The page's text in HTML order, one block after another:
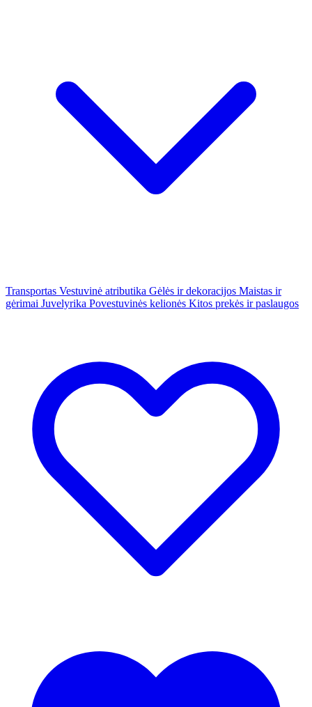
Transportas Vestuvinė atributika Gėlės ir dekoracijos Maistas ir
gėrimai Juvelyrika Povestuvinės kelionės Kitos prekės ir paslaugos